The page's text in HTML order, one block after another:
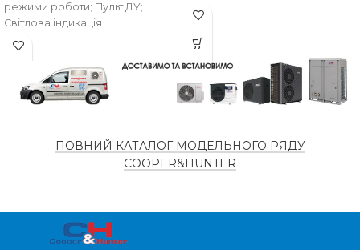
режими роботи; Пульт ДУ;
Світлова індикація
СКЛАДІ
ПОВІТРОПРОДУКТИВНІСТЬ
м³/
год
ПОТУЖНІСТЬ
Вт
НАЯВНІСТЬ
ТЕХНОЛОГІЯ
Повітря-
вода
МАКСИМАЛЬНА
ПОТУЖНІСТЬ
ПОВНИЙ КАТАЛОГ МОДЕЛЬНОГО РЯДУ
COOPER&HUNTER